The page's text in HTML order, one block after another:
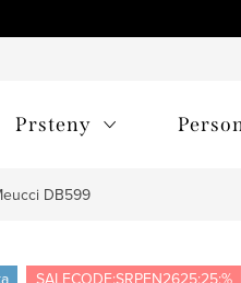
Prsteny
DB599
SALECODE:SRPEN2625:25:%